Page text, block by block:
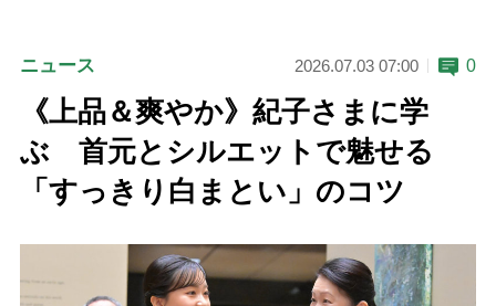
ニュース 2026.07.03 07:00 0
《上品＆爽やか》紀子さまに学
ぶ 首元とシルエットで魅せる
「すっきり白まとい」のコツ